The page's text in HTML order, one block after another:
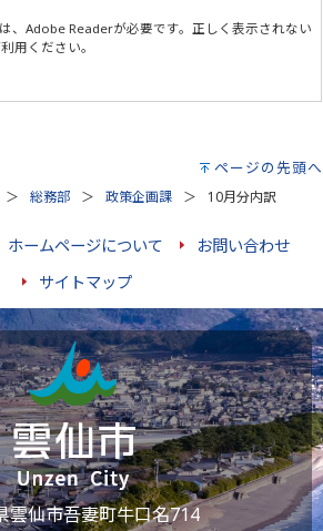
、Adobe Readerが必要です。正しく表示されない
用ください。
ページの先頭へ
総務部 政策企画課 10月分内訳
ホームページについて
お問い合わせ
サイトマップ
雲仙市吾妻町牛口名714